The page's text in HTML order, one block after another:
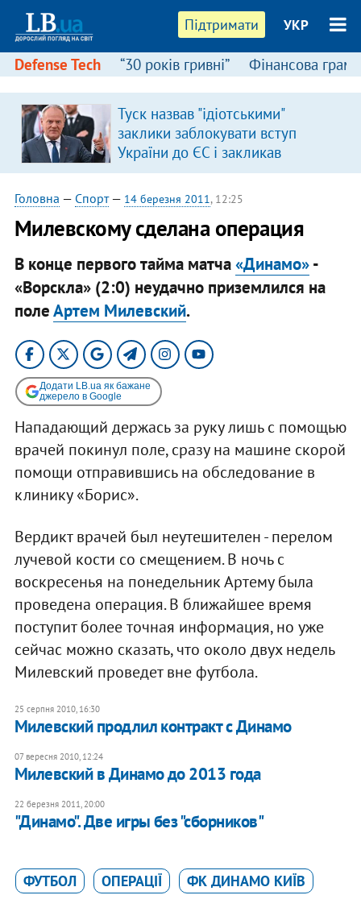
Підтримати УКР
Defense Tech “30 років гривні” Фінансова
Туск назвав "ідіотськими"
заклики заблокувати вступ
України до ЄС і закликав
припинити антиукраїнську
риторику
Головна — Спорт— 14 березня 2011, 12:25
Милевскому сделана операция
В конце первого тайма матча«Динамо»-
«Ворскла» (2:0) неудачно приземлился на
полеАртем Милевский.
Додати LB.ua як бажане
джерело в Google
Нападающий держась за руку лишь с помощью
врачей покинул поле, сразу на машине скорой
помощи отправившись на обследование в
клинику «Борис».
Вердикт врачей был неутешителен - перелом
лучевой кости со смещением. В ночь с
воскресенья на понедельник Артему была
проведена операция. В ближайшее время
поступит более точная информация, но уже
сейчас можно сказать, что около двух недель
Милевский проведет вне футбола.
25 серпня 2010, 16:30
Милевский продлил контракт с Динамо
07 вересня 2010, 12:24
Милевский в Динамо до 2013 года
22 березня 2011, 20:00
"Динамо". Две игры без "сборников"
ФУТБОЛ ОПЕРАЦІЇ ФК ДИНАМО КИЇВ